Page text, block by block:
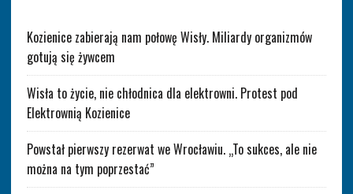
Kozienice zabierają nam połowę Wisły. Miliardy organizmów
gotują się żywcem
Wisła to życie, nie chłodnica dla elektrowni. Protest pod
Elektrownią Kozienice
Powstał pierwszy rezerwat we Wrocławiu. „To sukces, ale nie
można na tym poprzestać”